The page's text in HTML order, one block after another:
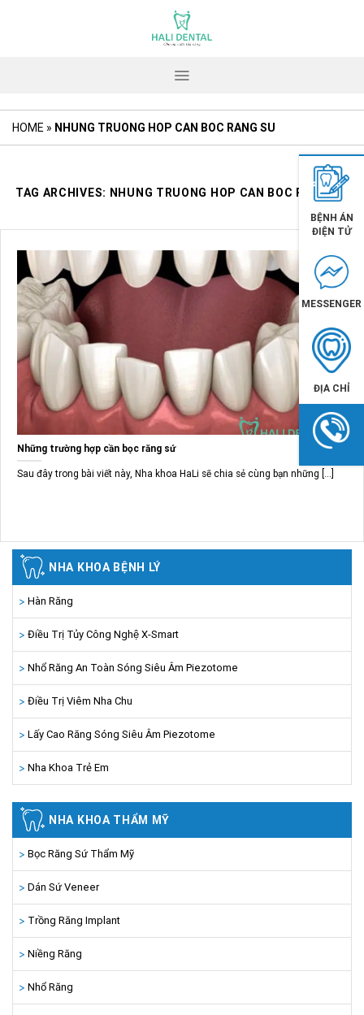
HOME » NHUNG TRUONG HOP CAN BOC RANG SU
TAG ARCHIVES: NHUNG TRUONG HOP CAN BOC RANG SU
NHA KHOA BỆNH LÝ
Hàn Răng
Điều Trị Tủy Công Nghệ X-Smart
Nhổ Răng An Toàn Sóng Siêu Âm Piezotome
Điều Trị Viêm Nha Chu
Lấy Cao Răng Sóng Siêu Âm Piezotome
Nha Khoa Trẻ Em
NHA KHOA THẨM MỸ
Bọc Răng Sứ Thẩm Mỹ
Dán Sứ Veneer
Trồng Răng Implant
Niềng Răng
Nhổ Răng
Những trường hợp cần bọc răng sứ
Sau đây trong bài viết này, Nha khoa HaLi sẽ chia sẻ cùng bạn những [...]
BỆNH ÁN
ĐIỆN TỬ
MESSENGER
ĐỊA CHỈ